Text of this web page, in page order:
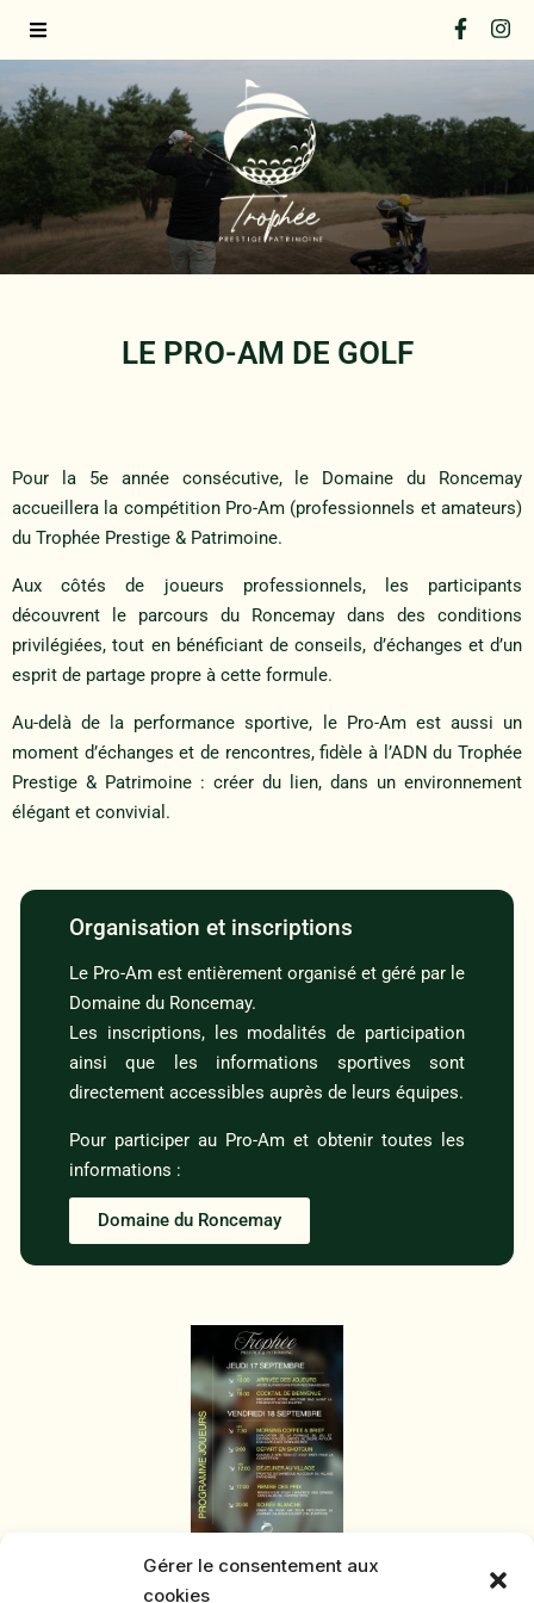
Gérer le consentement aux
cookies
LE PRO-AM DE GOLF
Pour la 5e année consécutive, le Domaine du Roncemay
accueillera la compétition Pro-Am (professionnels et amateurs)
du Trophée Prestige & Patrimoine.
Aux côtés de joueurs professionnels, les participants
découvrent le parcours du Roncemay dans des conditions
privilégiées, tout en bénéficiant de conseils, d’échanges et d’un
esprit de partage propre à cette formule.
Au-delà de la performance sportive, le Pro-Am est aussi un
moment d’échanges et de rencontres, fidèle à l’ADN du Trophée
Prestige & Patrimoine : créer du lien, dans un environnement
élégant et convivial.
Organisation et inscriptions
Le Pro-Am est entièrement organisé et géré par le
Domaine du Roncemay.
Les inscriptions, les modalités de participation
ainsi que les informations sportives sont
directement accessibles auprès de leurs équipes.
Pour participer au Pro-Am et obtenir toutes les
informations :
Domaine du Roncemay